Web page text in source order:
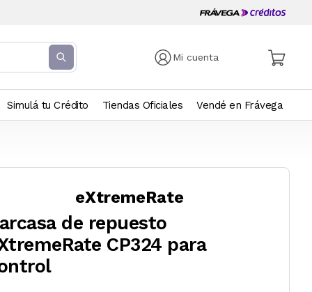
Mi cuenta
Simulá tu Crédito Tiendas Oficiales Vendé en Frávega
eXtremeRate
de repuesto
CP324 para